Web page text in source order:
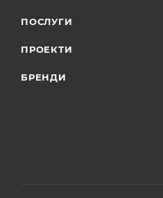
ПОСЛУГИ
ПРОЕКТИ
БРЕНДИ